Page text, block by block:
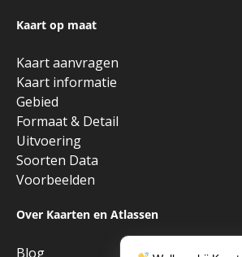
Kaart op maat
Kaart aanvragen
Kaart informatie
Gebied
Formaat & Detail
Uitvoering
Soorten Data
Voorbeelden
Over Kaarten en Atlassen
Blog